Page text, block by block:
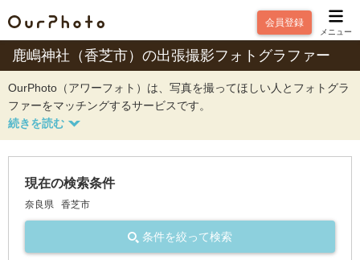
会員登録
メニュー
鹿嶋神社（香芝市）の出張撮影フォトグラファー
OurPhoto（アワーフォト）は、写真を撮ってほしい人とフォトグラ
ファーをマッチングするサービスです。
現在の検索条件
奈良県 香芝市
条件を絞って検索